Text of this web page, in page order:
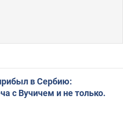
в Сербию:
с Вучичем и не только.